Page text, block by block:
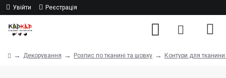
Увійти Реєстрація
Декорування Розпис по тканині та шовку Контури для